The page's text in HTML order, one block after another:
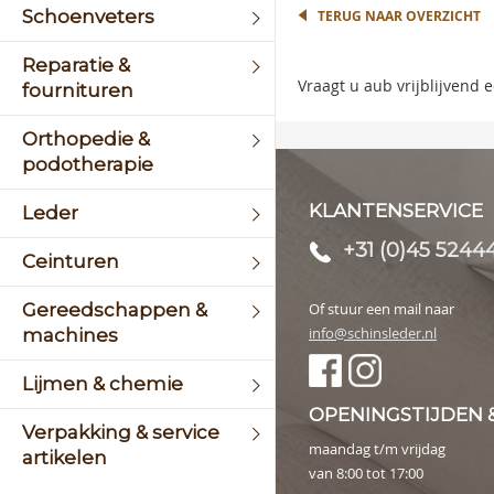
Schoenveters
Reparatie &
fournituren
Orthopedie &
podotherapie
Leder
Ceinturen
Gereedschappen &
machines
Lijmen & chemie
Verpakking & service
artikelen
TERUG NAAR OVERZICHT
Vraagt u aub vrijblijvend
KLANTENSERVICE
+31 (0)45
Of stuur een mail naar
info@schinsleder.nl
OPENINGSTIJDEN
maandag t/m vrijdag
van 8:00 tot 17:00